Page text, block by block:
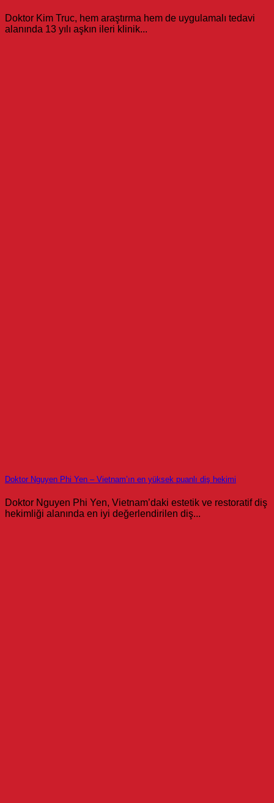
Doktor Kim Truc, hem araştırma hem de uygulamalı tedavi
alanında 13 yılı aşkın ileri klinik...
Doktor Nguyen Phi Yen – Vietnam’ın en yüksek puanlı diş hekimi
Doktor Nguyen Phi Yen, Vietnam’daki estetik ve restoratif diş
hekimliği alanında en iyi değerlendirilen diş...